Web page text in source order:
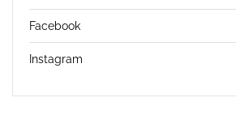
Facebook
Instagram